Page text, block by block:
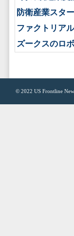
防衛産業スタ
ファクトリア
ズークスのロ
© 2022 US Frontline